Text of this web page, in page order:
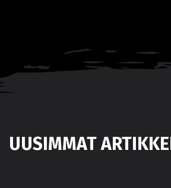
UUSIMMAT